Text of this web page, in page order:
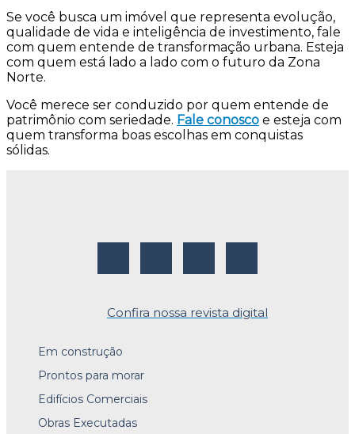
Se você busca um imóvel que representa evolução,
qualidade de vida e inteligência de investimento, fale
com quem entende de transformação urbana. Esteja
com quem está lado a lado com o futuro da Zona
Norte.
Você merece ser conduzido por quem entende de
patrimônio com seriedade. Fale conosco e esteja com
quem transforma boas escolhas em conquistas
sólidas.
Confira nossa revista digital
Em construção
Prontos para morar
Edifícios Comerciais
Obras Executadas